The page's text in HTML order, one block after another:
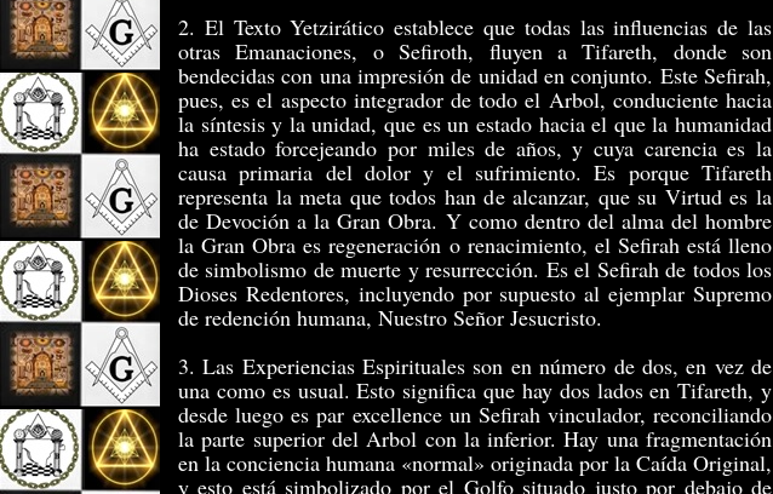
2. El Texto Yetzirático establece que todas las influencias de las
otras Emanaciones, o Sefiroth, fluyen a Tifareth, donde son
bendecidas con una impresión de unidad en conjunto. Este Sefirah,
pues, es el aspecto integrador de todo el Arbol, conduciente hacia
la síntesis y la unidad, que es un estado hacia el que la humanidad
ha estado forcejeando por miles de años, y cuya carencia es la
causa primaria del dolor y el sufrimiento. Es porque Tifareth
representa la meta que todos han de alcanzar, que su Virtud es la
de Devoción a la Gran Obra. Y como dentro del alma del hombre
la Gran Obra es regeneración o renacimiento, el Sefirah está lleno
de simbolismo de muerte y resurrección. Es el Sefirah de todos los
Dioses Redentores, incluyendo por supuesto al ejemplar Supremo
de redención humana, Nuestro Señor Jesucristo.
3. Las Experiencias Espirituales son en número de dos, en vez de
una como es usual. Esto significa que hay dos lados en Tifareth, y
desde luego es par excellence un Sefirah vinculador, reconciliando
la parte superior del Arbol con la inferior. Hay una fragmentación
en la conciencia humana «normal» originada por la Caída Original,
y esto está simbolizado por el Golfo situado justo por debajo de